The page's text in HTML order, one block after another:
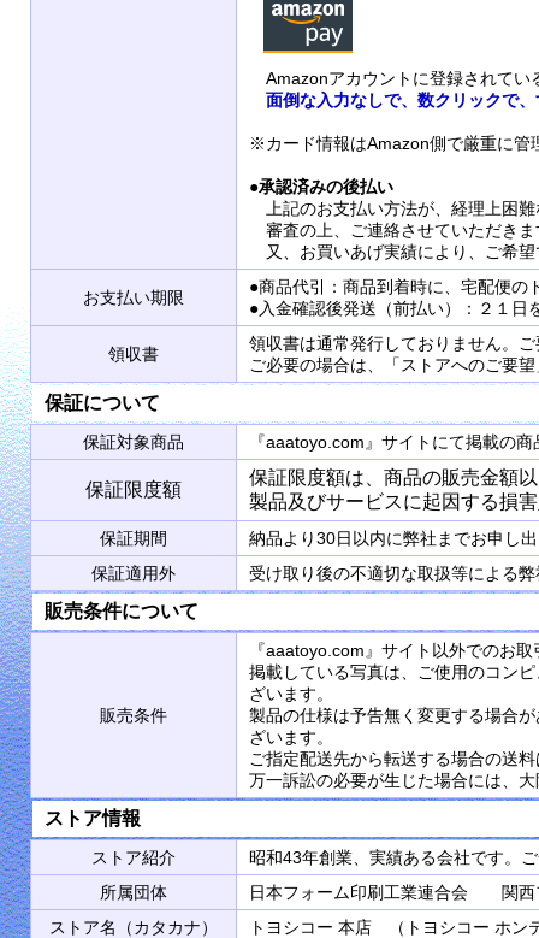
Amazonアカウントに登録されてい
面倒な入力なしで、数クリックで
※カード情報はAmazon側で厳重に管
●承認済みの後払い
上記のお支払い方法が、経理上困
審査の上、ご連絡させていただきま
又、お買いあげ実績により、ご希
お支払い期限
●商品代引：商品到着時に、宅配便の
●入金確認後発送（前払い）：２１日
領収書
領収書は通常発行しておりません。
ご必要の場合は、「ストアへのご要
保証について
保証対象商品 『aaatoyo.com』サイトにて掲載の
保証限度額
保証限度額は、商品の販売金額
製品及びサービスに起因する損
保証期間
納品より30日以内に弊社までお申し
保証適用外
受け取り後の不適切な取扱等による
販売条件について
販売条件
『aaatoyo.com』サイト以外でのお
掲載している写真は、ご使用のコン
ざいます。
製品の仕様は予告無く変更する場合
ざいます。
ご指定配送先から転送する場合の送
万一訴訟の必要が生じた場合には、
ストア情報
ストア紹介
昭和43年創業、実績ある会社です。
所属団体
日本フォーム印刷工業連合会 関
ストア名（カタカナ）
トヨシコー 本店 （トヨシコー ホン